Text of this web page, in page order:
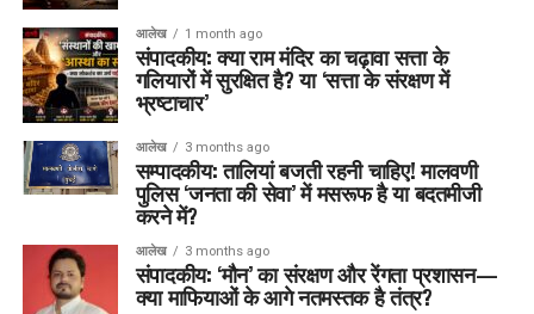
आलेख 1 month ago
संपादकीय: क्या राम मंदिर का चढ़ावा सत्ता के
गलियारों में सुरक्षित है? या ‘सत्ता के संरक्षण में
भ्रष्टाचार’
आलेख 3 months ago
सम्पादकीय: तालियां बजती रहनी चाहिए! मालवणी
पुलिस ‘जनता की सेवा’ में मसरूफ है या बदतमीजी
करने में?
आलेख 3 months ago
संपादकीय: ‘मौन’ का संरक्षण और रेंगता प्रशासन—
क्या माफियाओं के आगे नतमस्तक है तंत्र?